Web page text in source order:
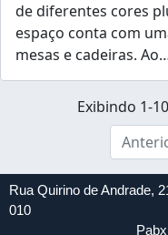
de diferentes cores
espaço conta com
mesas e cadeiras. Ao
Exibindo 1-
Rua Quirino de Andrade,
010